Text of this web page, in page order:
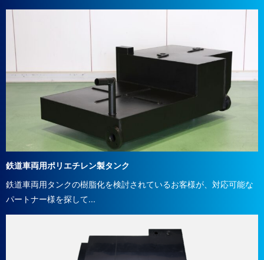
鉄道車両用ポリエチレン製タンク
鉄道車両用タンクの樹脂化を検討されているお客様が、対応可能な
パートナー様を探して...